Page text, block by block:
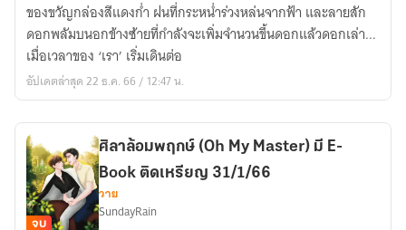
ดร์
รัก
สลัก
พลัม
อ่าน
ฟรี
ก่อน
ติด
เหรียญ
ของขวัญกล่องสีแดงก่ำ ฝนที่กระหน่ำร่วงหล่นจากฟ้า และลายสัก
ดอกพลัมบนอกข้างซ้ายที่กำลังจะเพิ่มจำนวนขึ้นดอกแล้วดอกเล่า...
เมื่อเวลาของ ‘เรา’ เริ่มเดินต่อ
อัปเดตล่าสุด 22 ธ.ค. 66 / 12:47 น.
จบ
ศิลาล้อมพฤกษ์ (Oh My Master) มี E-
Book ติดเหรียญ 31/1/66
วาย
SundayRain